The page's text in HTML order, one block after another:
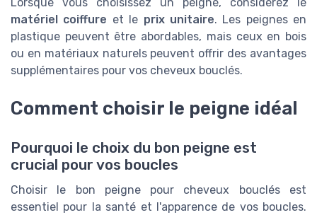
matériel coiffure et le prix unitaire. Les peignes en
plastique peuvent être abordables, mais ceux en bois
ou en matériaux naturels peuvent offrir des avantages
supplémentaires pour vos cheveux bouclés.
Comment choisir le peigne idéal
Pourquoi le choix du bon peigne est
crucial pour vos boucles
Choisir le bon peigne pour cheveux bouclés est
essentiel pour la santé et l'apparence de vos boucles.